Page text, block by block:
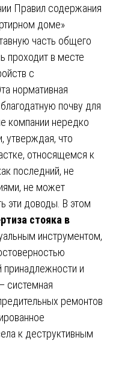
Правил содержания
доме»
часть общего
проходит в месте
с
нормативная
почву для
компании нередко
утверждая, что
относящемся к
последний, не
не может
эти доводы. В этом
стояка в
инструментом,
принадлежности и
системная
ремонтов
к деструктивным